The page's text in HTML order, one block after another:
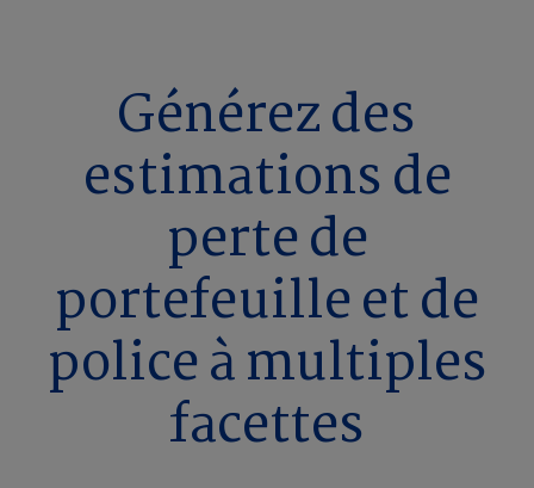
Générez des
estimations de
perte de
portefeuille et de
police à multiples
facettes